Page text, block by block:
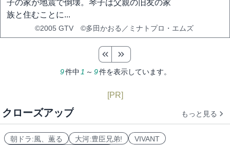
子の家が地震で倒壊。琴子は父親の旧友の家
族と住むことに...
©2005 GTV ©多田かおる／ミナトプロ・エムズ
9件中1 ～ 9件を表示しています。
[PR]
クローズアップ もっと見る
朝ドラ:風、薫る 大河:豊臣兄弟!
VIVANT